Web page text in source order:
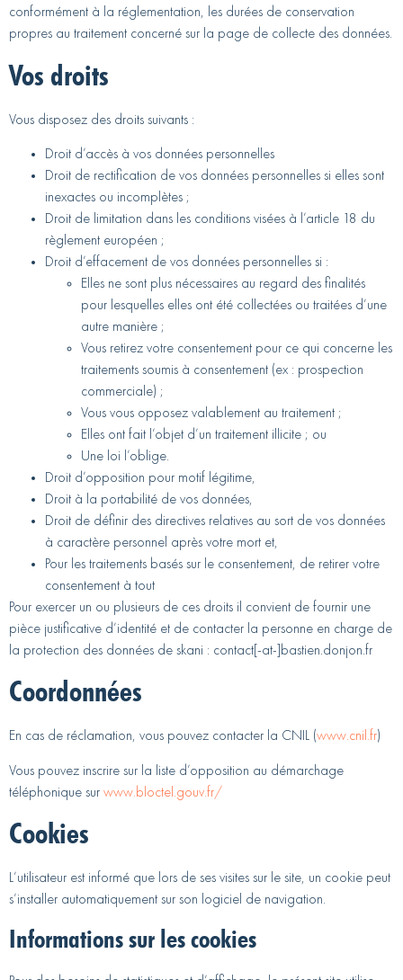
conformément à la réglementation, les durées de conservation
propres au traitement concerné sur la page de collecte des données.
Vos droits
Vous disposez des droits suivants :
Droit d’accès à vos données personnelles
Droit de rectification de vos données personnelles si elles sont
inexactes ou incomplètes ;
Droit de limitation dans les conditions visées à l’article 18 du
règlement européen ;
Droit d’effacement de vos données personnelles si :
Elles ne sont plus nécessaires au regard des finalités
pour lesquelles elles ont été collectées ou traitées d’une
autre manière ;
Vous retirez votre consentement pour ce qui concerne les
traitements soumis à consentement (ex : prospection
commerciale) ;
Vous vous opposez valablement au traitement ;
Elles ont fait l’objet d’un traitement illicite ; ou
Une loi l’oblige.
Droit d’opposition pour motif légitime,
Droit à la portabilité de vos données,
Droit de définir des directives relatives au sort de vos données
à caractère personnel après votre mort et,
Pour les traitements basés sur le consentement, de retirer votre
consentement à tout
Pour exercer un ou plusieurs de ces droits il convient de fournir une
pièce justificative d’identité et de contacter la personne en charge de
la protection des données de skani : contact[-at-]bastien.donjon.fr
Coordonnées
En cas de réclamation, vous pouvez contacter la CNIL (www.cnil.fr)
Vous pouvez inscrire sur la liste d’opposition au démarchage
téléphonique sur www.bloctel.gouv.fr/
Cookies
L’utilisateur est informé que lors de ses visites sur le site, un cookie peut
s’installer automatiquement sur son logiciel de navigation.
Informations sur les cookies